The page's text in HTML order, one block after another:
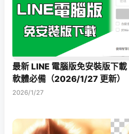
最新 LINE 電腦版免安裝版下
軟體必備（2026/1/27 更新）
2026/1/27